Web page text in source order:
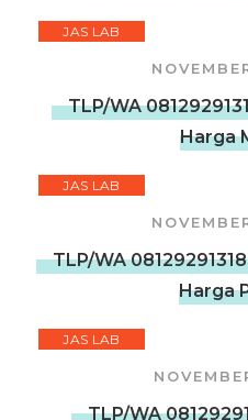
JAS LAB
TLP/WA
Harga
JAS LAB
TLP/WA
Harga
JAS LAB
TLP/WA